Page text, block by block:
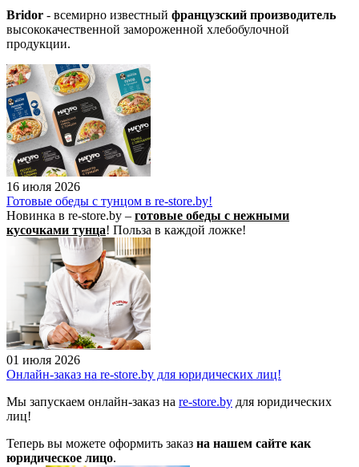
Bridor - всемирно известный французский производитель
высококачественной замороженной хлебобулочной
продукции.
16 июля 2026
Готовые обеды с тунцом в re-store.by!
Новинка в re-store.by – готовые обеды с нежными
кусочками тунца! Польза в каждой ложке!
01 июля 2026
Онлайн-заказ на re-store.by для юридических лиц!
Мы запускаем онлайн-заказ на re-store.by для юридических
лиц!
Теперь вы можете оформить заказ на нашем сайте как
юридическое лицо.